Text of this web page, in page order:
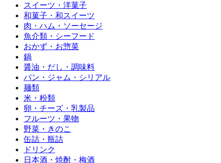
スイーツ・洋菓子
和菓子・和スイーツ
肉・ハム・ソーセージ
魚介類・シーフード
おかず・お惣菜
鍋
醤油・だし・調味料
パン・ジャム・シリアル
麺類
米・粉類
卵・チーズ・乳製品
フルーツ・果物
野菜・きのこ
缶詰・瓶詰
ドリンク
日本酒・焼酎・梅酒